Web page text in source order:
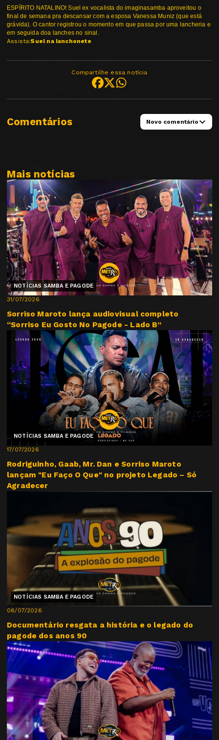
ESPÍRITO NATALINO! Suel ex vocalista do imaginasamba aproveitou o
final de semana pra descansar com a esposa Vanessa Muniz (que está
grávida). O cantor registrou o momento em que passa por uma lancheria e
em seguida doa lanches no sinal.
Assista:Suel na lanchonete
Compartilhe essa notícia
Comentários Novo comentário
Mais notícias
NOTÍCIAS SAMBA E PAGODE
31/07/2026
Sorriso Maroto lança audiovisual completo
“Sorriso Eu Gosto No Pagode - Lado B”
NOTÍCIAS SAMBA E PAGODE
17/07/2026
Rodriguinho, Gaab, Mr. Dan e Sorriso Maroto
lançam "Eu Faço O Que" no projeto Legado – Só
Agradecer
NOTÍCIAS SAMBA E PAGODE
06/07/2026
Documentário resgata a história e o legado do
pagode dos anos 90